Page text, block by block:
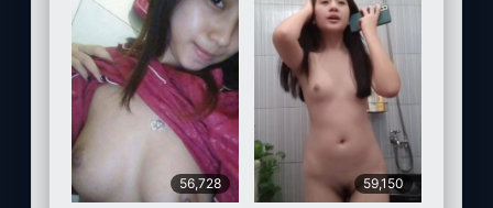
56,728 59,150